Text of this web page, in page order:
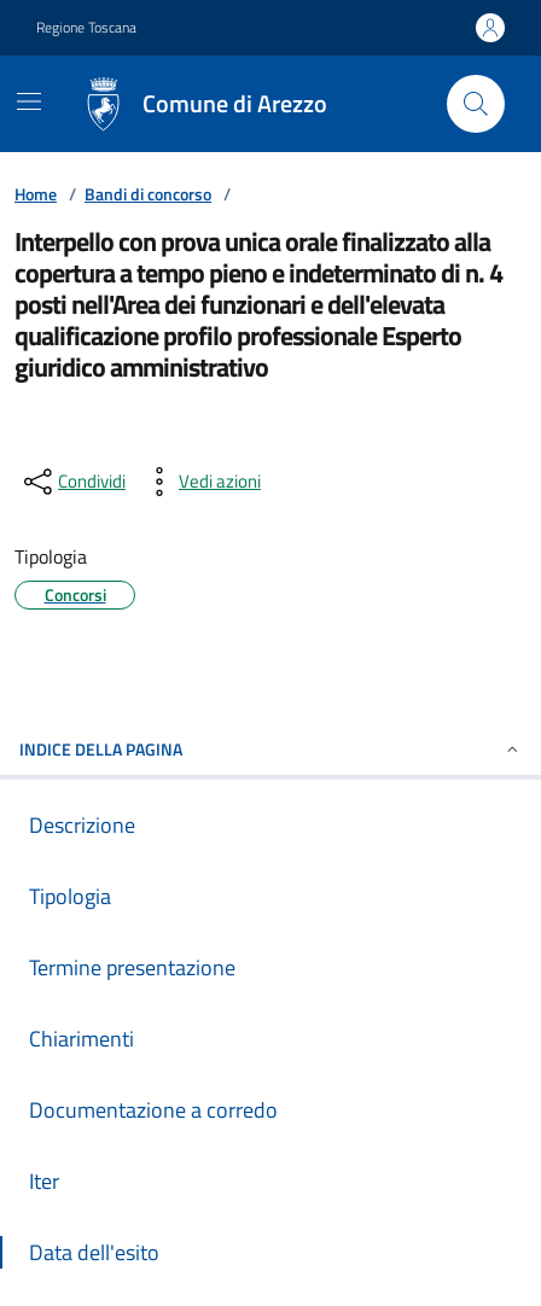
Regione Toscana
Comune di Arezzo
Home / Bandi di concorso /
Interpello con prova unica orale finalizzato alla
copertura a tempo pieno e indeterminato di n. 4
posti nell'Area dei funzionari e dell'elevata
qualificazione profilo professionale Esperto
giuridico amministrativo
Condividi Vedi azioni
Tipologia
Concorsi
INDICE DELLA PAGINA
Descrizione
Tipologia
Termine presentazione
Chiarimenti
Documentazione a corredo
Iter
Data dell'esito